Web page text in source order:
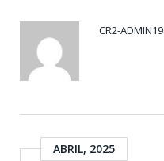
CR2-ADMIN19
ABRIL, 2025